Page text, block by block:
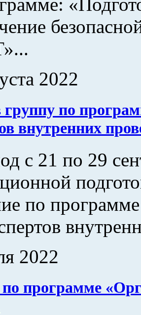
2022
по
внутренних
с 21 по 29
по
2022
программе